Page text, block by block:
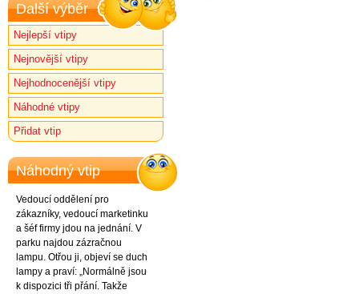
Další výběr
Nejlepší vtipy
Nejnovější vtipy
Nejhodnocenější vtipy
Náhodné vtipy
Přidat vtip
Náhodný vtip
Vedoucí oddělení pro
zákazníky, vedoucí marketinku
a šéf firmy jdou na jednání. V
parku najdou zázračnou
lampu. Otřou ji, objeví se duch
lampy a praví: „Normálně jsou
k dispozici tři přání. Takže